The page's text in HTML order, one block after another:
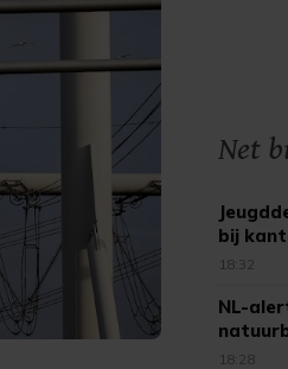
Net
bij
18:32
NL-
gebied
18:28